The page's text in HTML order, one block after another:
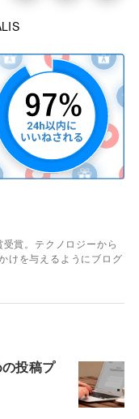
賞。テクノロジーから
けを与えるようにブログ
投稿プ